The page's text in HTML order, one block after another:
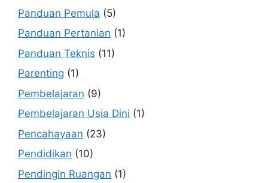
Panduan Pemula (5)
Panduan Pertanian (1)
Panduan Teknis (11)
Parenting (1)
Pembelajaran (9)
Pembelajaran Usia Dini (1)
Pencahayaan (23)
Pendidikan (10)
Pendingin Ruangan (1)